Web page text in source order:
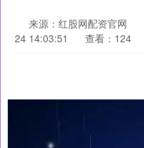
来源：红股网配资官网
24 14:03:51
查看：124